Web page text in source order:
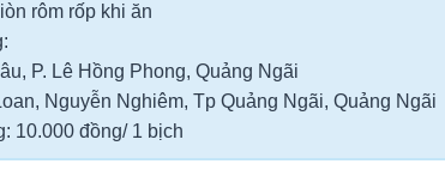
rôm rốp khi ăn
P. Lê Hồng Phong, Quảng Ngãi
Nguyễn Nghiêm, Tp Quảng Ngãi, Quảng Ngãi
10.000 đồng/ 1 bịch